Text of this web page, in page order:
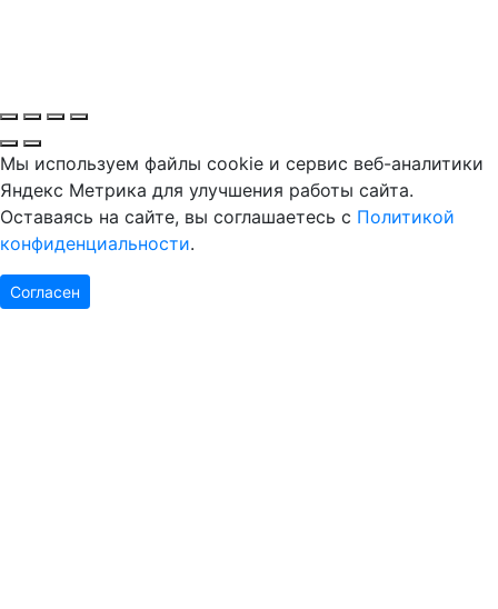
Мы используем файлы cookie и сервис веб-аналитики
Яндекс Метрика для улучшения работы сайта.
Оставаясь на сайте, вы соглашаетесь с Политикой
конфиденциальности.
Согласен